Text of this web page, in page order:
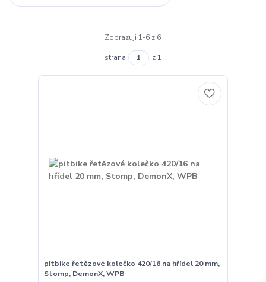
Zobrazuji 1-6 z 6
strana z 1
pitbike řetězové kolečko 420/16 na hřídel 20 mm,
Stomp, DemonX, WPB